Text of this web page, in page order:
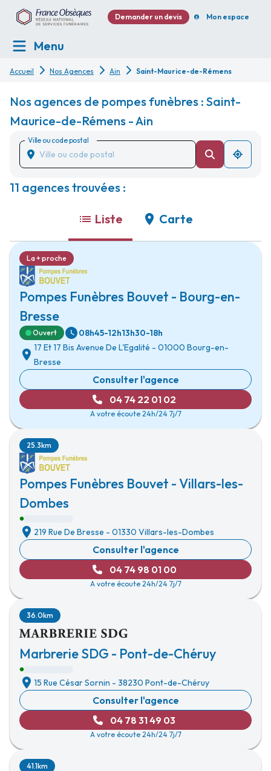
Demander un devis Mon espace
Menu
Accueil Nos Agences Ain Saint-Maurice-de-Rémens
Nos agences de pompes funèbres : Saint-
Maurice-de-Rémens - Ain
Ville ou code postal
11 agences trouvées :
Liste Carte
Pompes Funèbres Bouvet - Bourg-en-
Bresse
La + proche
Ouvert 08h45-12h13h30-18h
17 Et 17 Bis Avenue De L'Egalité - 01000 Bourg-en-
Bresse
Consulter l'agence
04 74 22 01 02
A votre écoute 24h/24 7j/7
Pompes Funèbres Bouvet - Villars-les-
Dombes
25.3km
219 Rue De Bresse - 01330 Villars-les-Dombes
Consulter l'agence
04 74 98 01 00
A votre écoute 24h/24 7j/7
Marbrerie SDG - Pont-de-Chéruy
36.0km
15 Rue César Sornin - 38230 Pont-de-Chéruy
Consulter l'agence
04 78 31 49 03
A votre écoute 24h/24 7j/7
41.1km